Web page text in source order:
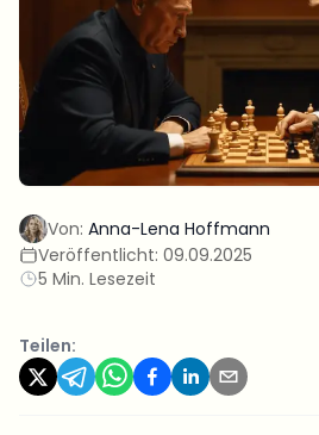
Von: Anna-Lena Hoffmann
Veröffentlicht: 09.09.2025
5 Min. Lesezeit
Teilen: